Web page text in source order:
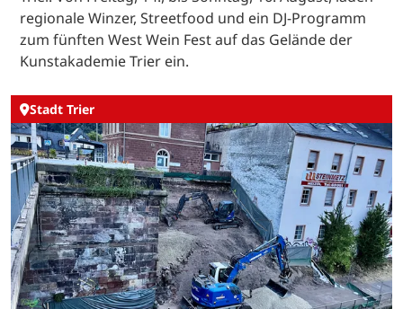
regionale Winzer, Streetfood und ein DJ-Programm
zum fünften West Wein Fest auf das Gelände der
Kunstakademie Trier ein.
Stadt Trier